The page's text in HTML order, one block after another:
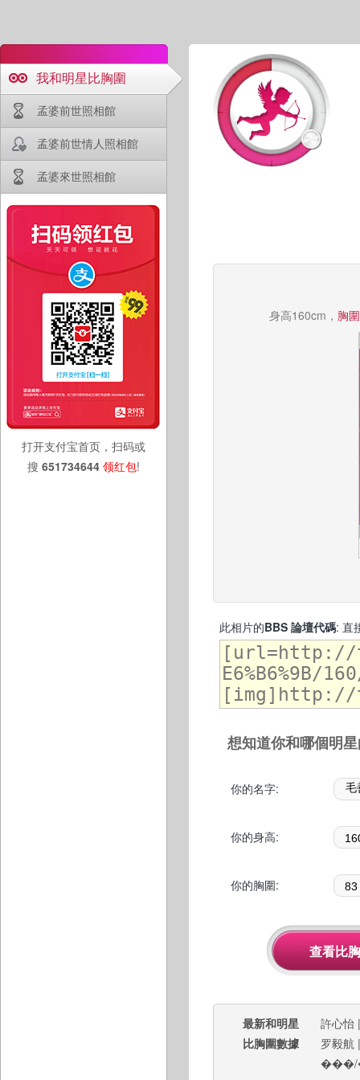
我和明星比胸圍
孟婆前世照相館
孟婆前世情人照相館
孟婆來世照相館
打开支付宝首页，扫码或
搜 651734644 领红包!
身高160cm， 胸
此相片的BBS 論壇代碼: 直
想知道你和哪個明
你的名字:
你的身高:
你的胸圍:
最新和明星
比胸圍數據
許心怡
罗毅航